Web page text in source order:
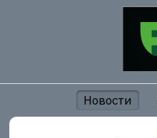
Новости